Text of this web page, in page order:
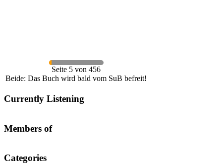
Seite 5 von 456
Beide: Das Buch wird bald vom SuB befreit!
Currently Listening
Members of
Categories